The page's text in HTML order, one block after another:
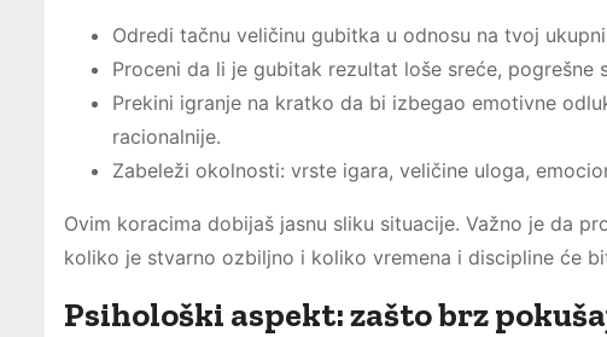
Odredi tačnu veličinu gubitka u odnosu na tvoj
Proceni da li je gubitak rezultat loše sreće,
Prekini igranje na kratko da bi izbegao emotivne
racionalnije.
Zabeleži okolnosti: vrste igara, veličine uloga,
Ovim koracima dobijaš jasnu sliku situacije. Važno je da
koliko je stvarno ozbiljno i koliko vremena i discipline će
Psihološki aspekt: zašto brz